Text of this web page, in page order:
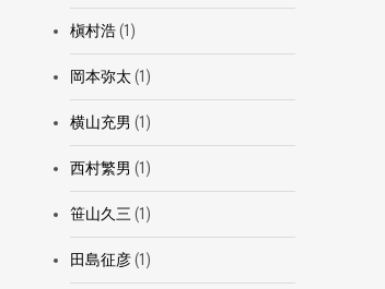
槇村浩(1)
岡本弥太 (1)
横山充男 (1)
西村繁男 (1)
笹山久三 (1)
田島征彦(1)